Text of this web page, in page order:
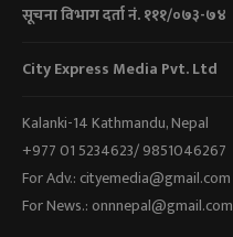
सूचना विभाग दर्ता नं. १११/०७३-७४
City Express Media Pvt. Ltd
Kalanki-14 Kathmandu, Nepal
+977 01 5234623/ 9851046267
For Adv.: cityemedia@gmail.com
For News.: onnnepal@gmail.com